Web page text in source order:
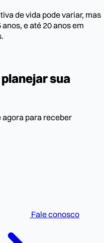
de vida pode variar, mas
e até 20 anos em
sua
agora para receber
Fale conosco